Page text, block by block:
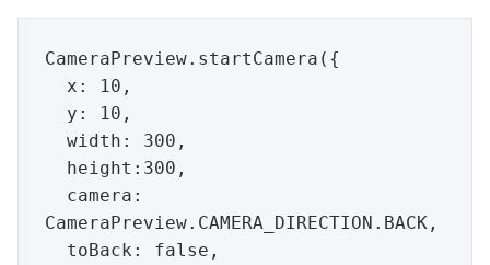
CameraPreview.startCamera({
CameraPreview.CAMERA_DIRECTION.BACK,